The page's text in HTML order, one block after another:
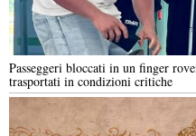
Passeggeri bloccati in un finger
trasportati in condizioni critiche